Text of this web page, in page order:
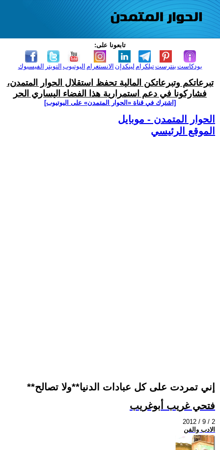
تابعونا على:
الفيسبوك التويتر اليوتيوب الانستغرام لينكدإن تيلكرامبنترست بودكاست
تبرعاتكم وتبرعاتكن المالية تحفظ استقلال الحوار المتمدن،
فشاركونا في دعم استمرارية هذا الفضاء اليساري الحر
[اشترك في قناة ‫«الحوار المتمدن» على اليوتيوب]
الحوار المتمدن - موبايل
الموقع الرئيسي
**إني تمردت على كل عبادات الدنيا**ولا تصالح
فتحي غريب أبوغريب
2012 / 9 / 2
الادب والفن